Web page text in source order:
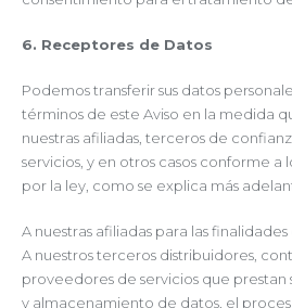
6. Receptores de Datos
Podemos transferir sus datos
términos de este Aviso en la medida
nuestras afiliadas, terceros de
servicios, y en otros casos conforme
por la ley, como se explica más
A nuestras afiliadas para las finalidades
A nuestros terceros distribuidores,
proveedores de servicios que prestan
y almacenamiento de datos, el